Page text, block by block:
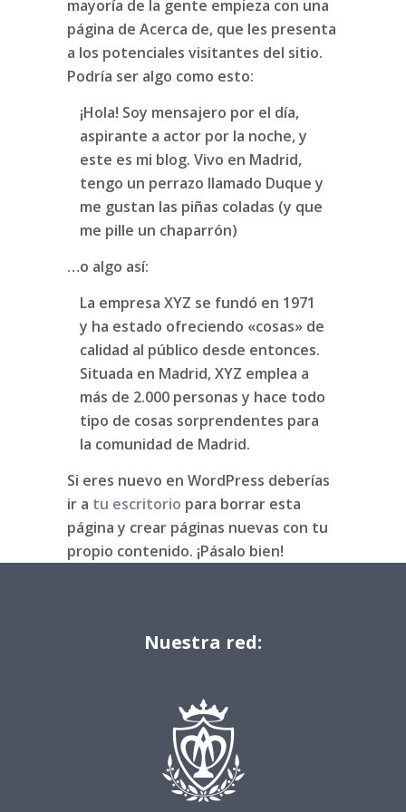
mayoría de la gente empieza con una
página de Acerca de, que les presenta
a los potenciales visitantes del sitio.
Podría ser algo como esto:
¡Hola! Soy mensajero por el día,
aspirante a actor por la noche, y
este es mi blog. Vivo en Madrid,
tengo un perrazo llamado Duque y
me gustan las piñas coladas (y que
me pille un chaparrón)
…o algo así:
La empresa XYZ se fundó en 1971
y ha estado ofreciendo «cosas» de
calidad al público desde entonces.
Situada en Madrid, XYZ emplea a
más de 2.000 personas y hace todo
tipo de cosas sorprendentes para
la comunidad de Madrid.
Si eres nuevo en WordPress deberías
ir a tu escritorio para borrar esta
página y crear páginas nuevas con tu
propio contenido. ¡Pásalo bien!
Nuestra red: